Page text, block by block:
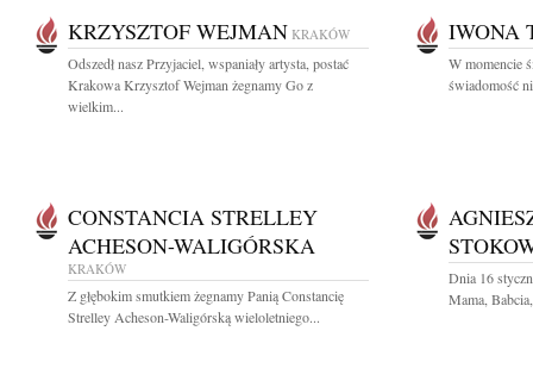
KRZYSZTOF WEJMAN KRAKÓW
Odszedł nasz Przyjaciel, wspaniały artysta, postać
Krakowa Krzysztof Wejman żegnamy Go z
wielkim...
IWONA
W momencie
świadomość
CONSTANCIA STRELLEY
ACHESON-WALIGÓRSKA
KRAKÓW
Z głębokim smutkiem żegnamy Panią Constancię
Strelley Acheson-Waligórską wieloletniego...
Dnia 16
Mama,